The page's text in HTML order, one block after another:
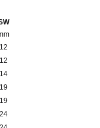
12
12
14
19
19
24